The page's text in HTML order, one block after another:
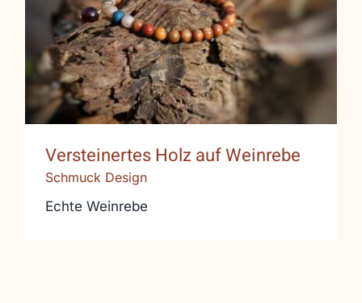
Versteinertes Holz auf Weinrebe
Versteinertes Holz auf Weinrebe
Schmuck Design
Echte Weinrebe